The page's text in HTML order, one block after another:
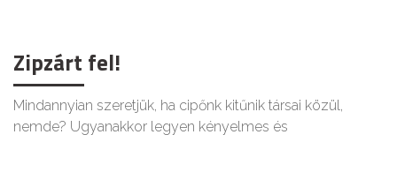
Zipzárt fel!
Mindannyian szeretjük, ha cipőnk kitűnik társai közül,
nemde? Ugyanakkor legyen kényelmes és